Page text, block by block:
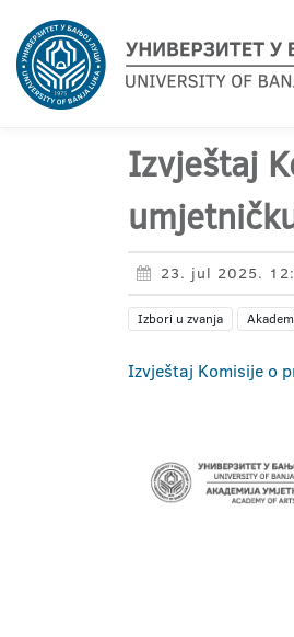
Izvještaj
23. jul 2025.
Izbori u zvanja
Izvještaj Komisije o